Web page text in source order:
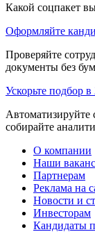
Какой соцпакет
Оформляйте
Проверяйте
документы без
Ускорьте подбор в
Автоматизируйте
собирайте
О компании
Наши
Партнерам
Реклама на
Новости и
Инвесторам
Кандидаты